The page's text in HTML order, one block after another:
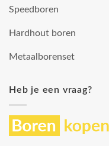
Speedboren
Hardhout boren
Metaalborenset
Heb je een vraag?